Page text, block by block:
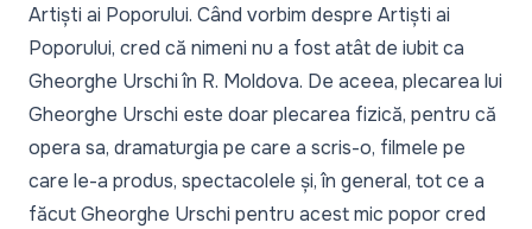
Artiști ai Poporului. Când vorbim despre Artiști ai
Poporului, cred că nimeni nu a fost atât de iubit ca
Gheorghe Urschi în R. Moldova. De aceea, plecarea lui
Gheorghe Urschi este doar plecarea fizică, pentru că
opera sa, dramaturgia pe care a scris-o, filmele pe
care le-a produs, spectacolele și, în general, tot ce a
făcut Gheorghe Urschi pentru acest mic popor cred